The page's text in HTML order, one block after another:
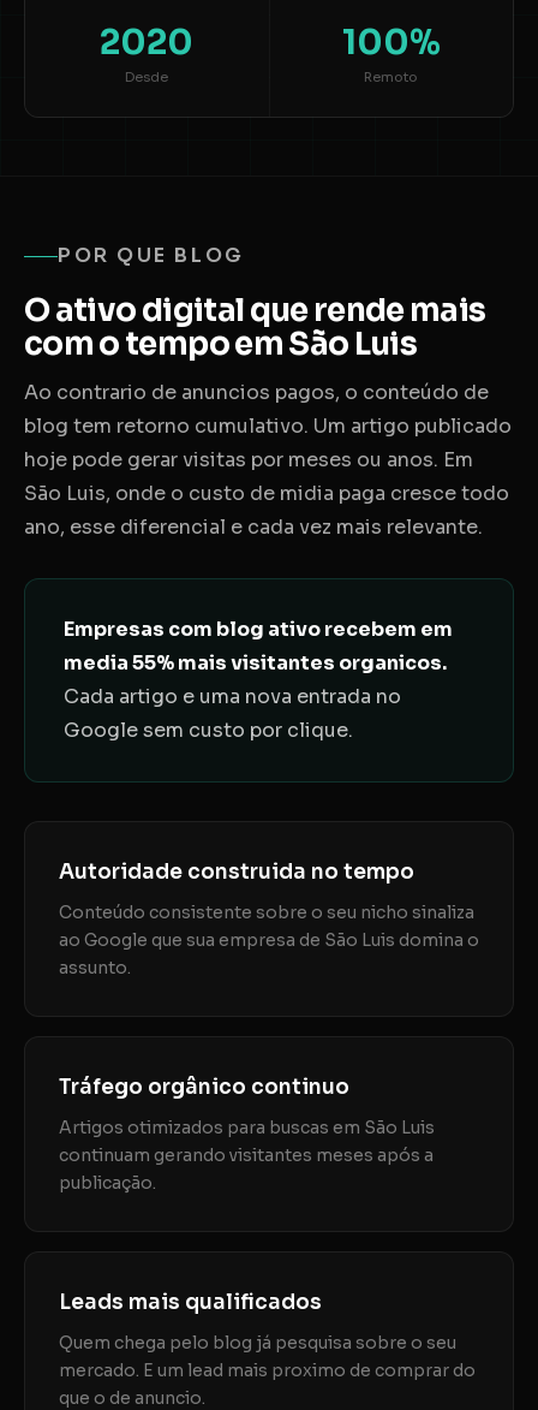
2020
Desde
100%
Remoto
POR QUE BLOG
O ativo digital que rende mais
com o tempo em São Luis
Ao contrario de anuncios pagos, o conteúdo de
blog tem retorno cumulativo. Um artigo publicado
hoje pode gerar visitas por meses ou anos. Em
São Luis, onde o custo de midia paga cresce todo
ano, esse diferencial e cada vez mais relevante.
Empresas com blog ativo recebem em
media 55% mais visitantes organicos.
Cada artigo e uma nova entrada no
Google sem custo por clique.
Autoridade construida no tempo
Conteúdo consistente sobre o seu nicho sinaliza
ao Google que sua empresa de São Luis domina o
assunto.
Tráfego orgânico continuo
Artigos otimizados para buscas em São Luis
continuam gerando visitantes meses após a
publicação.
Leads mais qualificados
Quem chega pelo blog já pesquisa sobre o seu
mercado. E um lead mais proximo de comprar do
que o de anuncio.